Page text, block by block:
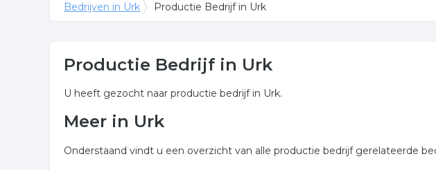
Bedrijven in Urk Productie Bedrijf in Urk
Productie Bedrijf in Urk
U heeft gezocht naar productie bedrijf in Urk.
Meer in Urk
Onderstaand vindt u een overzicht van alle productie bedrijf gerelateerde